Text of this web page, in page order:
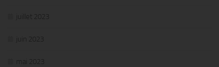
juillet 2023
juin 2023
mai 2023